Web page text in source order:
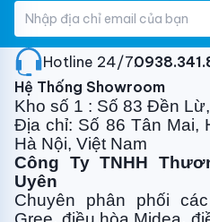
hơn 1.6 lần so với gas
R22. Đồng thời, gas R32
giảm thiểu khí thải độc hại,
sống xanh bền vững.
Lưu ý:Hình ảnh sản phẩm
chi tiết sản phẩm, màu
thuật có thể thay đổi tùy
không cần thông báo trước.
Hotline 24/7:
Hệ Thống Showroom
Kho số 1 : Số 83 Đền
Địa chỉ: Số 86 Tân Mai,
Hà Nội, Việt Nam
Công Ty TNHH
Uyên
Chuyên phân phối